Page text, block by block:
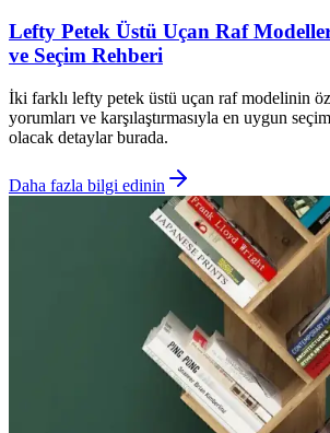
Lefty Petek Üstü Uçan Raf
ve Seçim Rehberi
İki farklı lefty petek üstü uçan raf modelinin
yorumları ve karşılaştırmasıyla en uygun
olacak detaylar burada.
Daha fazla bilgi edinin